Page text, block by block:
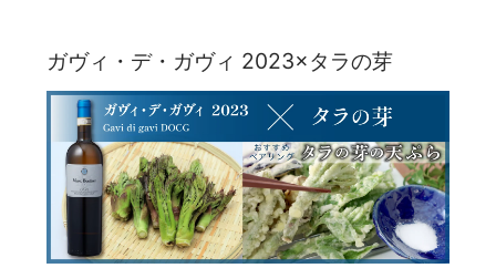
ガヴィ・デ・ガヴィ 2023×タラの芽